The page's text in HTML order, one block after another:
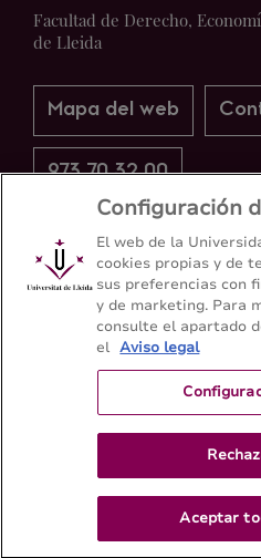
Facultad de Derecho,
de Lleida
Mapa del web
973 70 32 00
Configuración
El web de la
cookies propias y de
sus preferencias con
y de marketing. Para
consulte el apartado
el Aviso legal
Aceptar